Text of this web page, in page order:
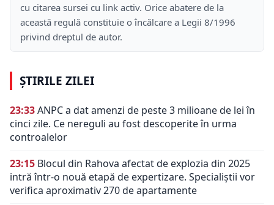
cu citarea sursei cu link activ. Orice abatere de la
această regulă constituie o încălcare a Legii 8/1996
privind dreptul de autor.
ȘTIRILE ZILEI
23:33ANPC a dat amenzi de peste 3 milioane de lei în
cinci zile. Ce nereguli au fost descoperite în urma
controalelor
23:15 Blocul din Rahova afectat de explozia din 2025
intră într-o nouă etapă de expertizare. Specialiștii vor
verifica aproximativ 270 de apartamente